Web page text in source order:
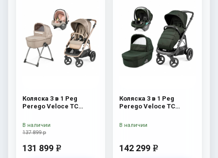
Коляска 3 в 1 Peg
Perego Veloce TC
Amour
137 899 р
131 899 e
В наличии
Коляска 3 в 1 Peg
Perego Veloce TC
142 299 e
В наличии